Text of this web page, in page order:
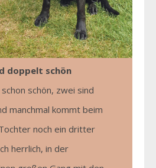
doppelt schön
schön, zwei sind
manchmal kommt beim
noch ein dritter
herrlich, in der